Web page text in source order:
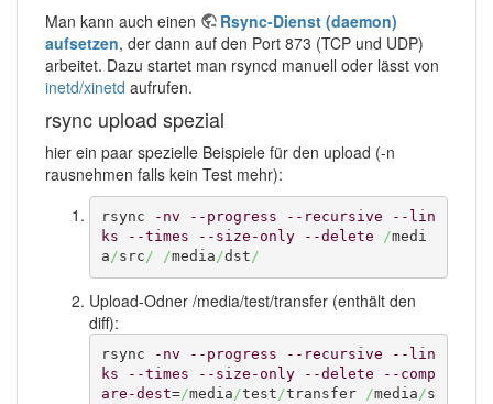
Man kann auch einen
Rsync-Dienst (daemon)
aufsetzen, der dann auf den Port 873 (TCP und UDP)
arbeitet. Dazu startet man rsyncd manuell oder lässt von
inetd/xinetd aufrufen.
rsync upload spezial
hier ein paar spezielle Beispiele für den upload (-n
rausnehmen falls kein Test mehr):
rsync -nv --progress --recursive
--lin
ks
--times --size-only --delete /medi
a/src/ /media/dst/
Upload-Odner /media/test/transfer (enthält den
diff):
rsync -nv --progress --recursive
--lin
ks
--times --size-only --delete
--comp
are-dest=/media/test/transfer /media/s